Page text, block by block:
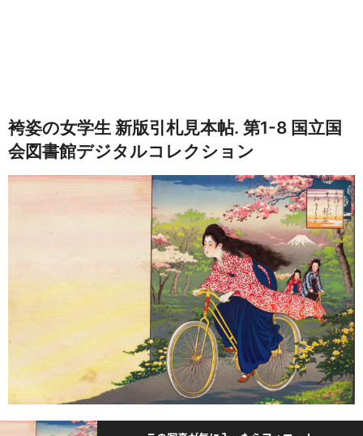
袴姿の女学生 新版引札見本帖. 第1-8 国立国
会図書館デジタルコレクション